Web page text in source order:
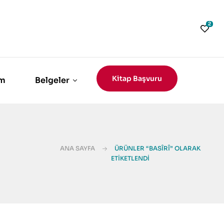
2
Belgeler Kitap Başvuru
ANA SAYFA
ÜRÜNLER “BASÎRÎ” OLARAK
ETIKETLENDI